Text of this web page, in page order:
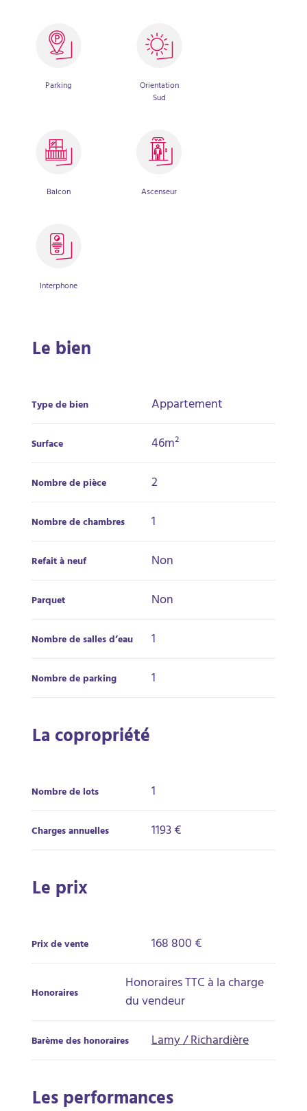
Parking
Orientation
Sud
Balcon Ascenseur
Interphone
Le bien
Type de bien Appartement
Surface 46m²
Nombre de pièce 2
Nombre de chambres 1
Refait à neuf Non
Parquet Non
Nombre de salles d’eau 1
Nombre de parking 1
La copropriété
Nombre de lots 1
Charges annuelles 1193 €
Le prix
Prix de vente 168 800 €
Honoraires Honoraires TTC à la charge
du vendeur
Barème des honoraires Lamy / Richardière
Les performances